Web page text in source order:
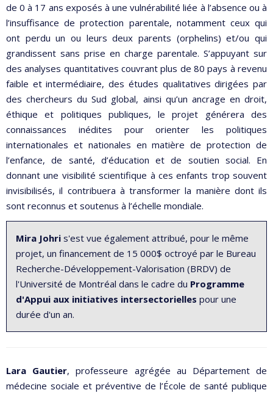
de 0 à 17 ans exposés à une vulnérabilité liée à l’absence ou à
l’insuffisance de protection parentale, notamment ceux qui
ont perdu un ou leurs deux parents (orphelins) et/ou qui
grandissent sans prise en charge parentale. S’appuyant sur
des analyses quantitatives couvrant plus de 80 pays à revenu
faible et intermédiaire, des études qualitatives dirigées par
des chercheurs du Sud global, ainsi qu’un ancrage en droit,
éthique et politiques publiques, le projet générera des
connaissances inédites pour orienter les politiques
internationales et nationales en matière de protection de
l’enfance, de santé, d’éducation et de soutien social. En
donnant une visibilité scientifique à ces enfants trop souvent
invisibilisés, il contribuera à transformer la manière dont ils
sont reconnus et soutenus à l’échelle mondiale.
Mira Johri s'est vue également attribué, pour le même
projet, un financement de 15 000$ octroyé par le Bureau
Recherche-Développement-Valorisation (BRDV) de
l'Université de Montréal dans le cadre du Programme
d'Appui aux initiatives intersectorielles pour une
durée d'un an.
Lara Gautier, professeure agrégée au Département de
médecine sociale et préventive de l’École de santé publique